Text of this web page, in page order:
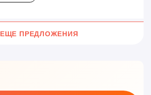
ЕЩЕ ПРЕДЛОЖЕНИЯ